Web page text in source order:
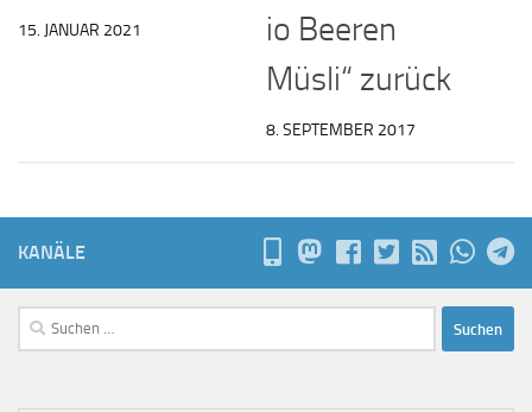
15. JANUAR 2021
io Beeren
Müsli“ zurück
8. SEPTEMBER 2017
KANÄLE
Suchen
nach: